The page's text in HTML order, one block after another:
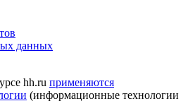
данных
hh.ru применяются
(информационные технологии